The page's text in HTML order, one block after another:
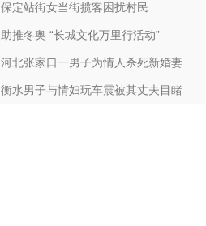
保定站街女当街揽客困扰村民
助推冬奥 “长城文化万里行活动”
河北张家口一男子为情人杀死新婚妻
衡水男子与情妇玩车震被其丈夫目睹